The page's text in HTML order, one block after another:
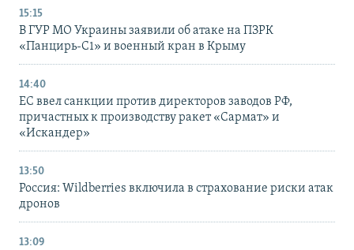
15:15
В ГУР МО Украины заявили об атаке на ПЗРК
«Панцирь-С1» и военный кран в Крыму
14:40
ЕС ввел санкции против директоров заводов РФ,
причастных к производству ракет «Сармат» и
«Искандер»
13:50
Россия: Wildberries включила в страхование риски атак
дронов
13:09